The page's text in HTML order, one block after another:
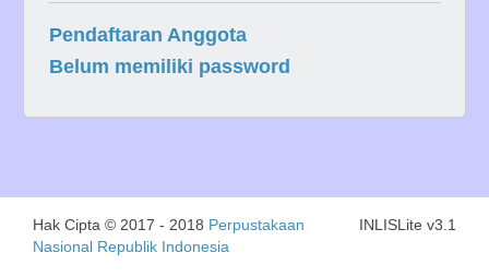
Pendaftaran Anggota
Belum memiliki password
INLISLite v3.1
Hak Cipta © 2017 - 2018 Perpustakaan
Nasional Republik Indonesia